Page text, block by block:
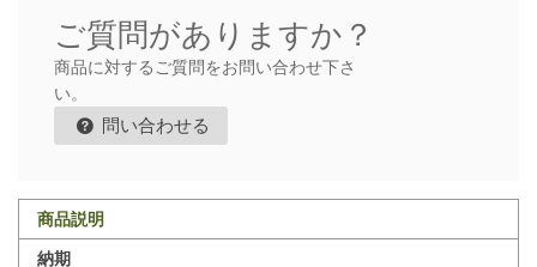
ご質問がありますか？
商品に対するご質問をお問い合わせ下さ
い。
問い合わせる
商品説明
納期